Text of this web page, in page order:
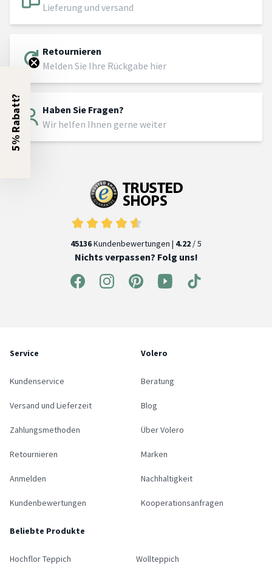
Lieferung und versand
Retournieren
Melden Sie Ihre Rückgabe hier
Haben Sie Fragen?
Wir helfen Ihnen gerne weiter
45136Kundenbewertungen | 4.22 / 5
Nichts verpassen? Folg uns!
Service
Kundenservice
Versand und Lieferzeit
Zahlungsmethoden
Retournieren
Anmelden
Kundenbewertungen
Volero
Beratung
Blog
Über Volero
Marken
Nachhaltigkeit
Kooperationsanfragen
Beliebte Produkte
Hochflor Teppich Wollteppich
5% Rabatt?